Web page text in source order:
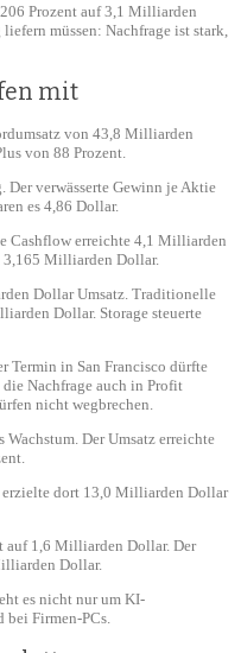
Prozent auf 3,1 Milliarden
müssen: Nachfrage ist stark,
mit
von 43,8 Milliarden
von 88 Prozent.
Der verwässerte Gewinn je Aktie
es 4,86 Dollar.
Cashflow erreichte 4,1 Milliarden
3,165 Milliarden Dollar.
Dollar Umsatz. Traditionelle
Dollar. Storage steuerte
Termin in San Francisco dürfte
Nachfrage auch in Profit
nicht wegbrechen.
Der Umsatz erreichte
dort 13,0 Milliarden Dollar
auf 1,6 Milliarden Dollar. Der
Dollar.
es nicht nur um KI-
bei Firmen-PCs.